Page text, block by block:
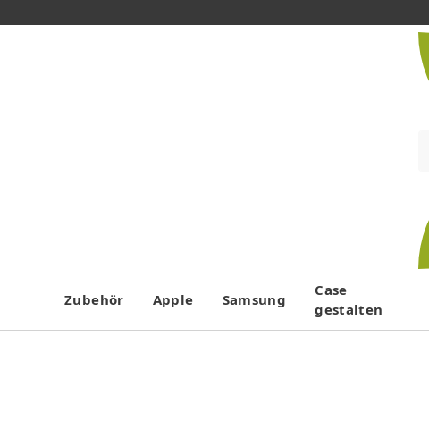
Zubehör Apple Samsung
Case
gestalten